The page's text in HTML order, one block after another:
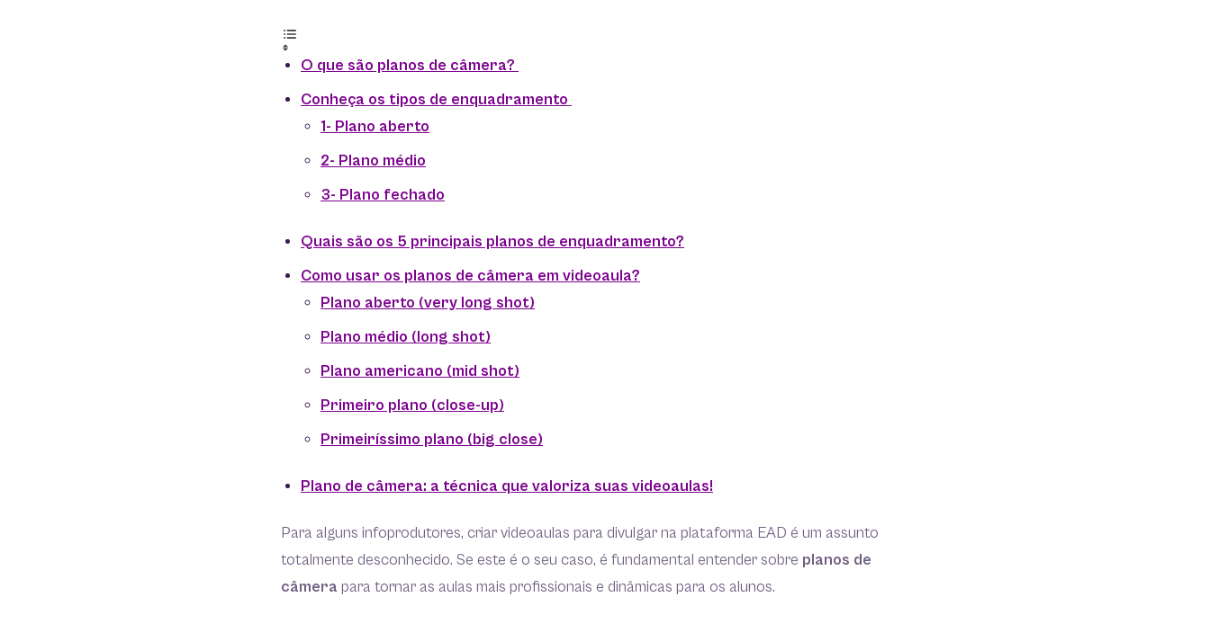
O que são planos de câmera?
Conheça os tipos de enquadramento
1- Plano aberto
2- Plano médio
3- Plano fechado
Quais são os 5 principais planos de enquadramento?
Como usar os planos de câmera em videoaula?
Plano aberto (very long shot)
Plano médio (long shot)
Plano americano (mid shot)
Primeiro plano (close-up)
Primeiríssimo plano (big close)
Plano de câmera: a técnica que valoriza suas videoaulas!
Para alguns infoprodutores, criar videoaulas para divulgar na plataforma EAD é um assunto
totalmente desconhecido. Se este é o seu caso, é fundamental entender sobre planos de
câmera para tornar as aulas mais profissionais e dinâmicas para os alunos.